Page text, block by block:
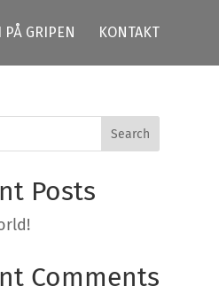
PÅ GRIPEN KONTAKT
Search
Posts
Comments